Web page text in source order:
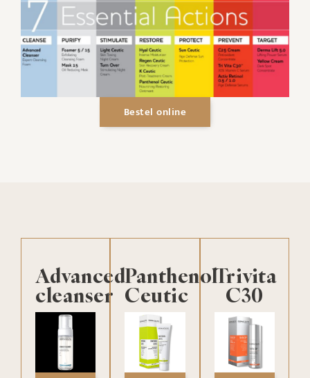
Bestel online
Advanced
cleanser
Panthenol
Ceutic
Trivita
C30